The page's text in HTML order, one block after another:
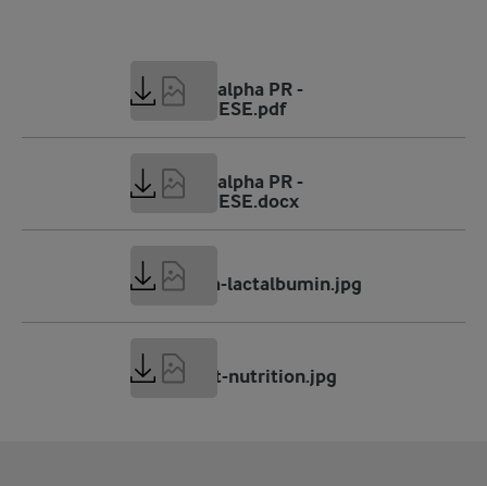
Dry blend alpha PR -
PORTUGUESE.pdf
Dry blend alpha PR -
PORTUGUESE.docx
AFI_Alpha-lactalbumin.jpg
AFI_Infant-nutrition.jpg